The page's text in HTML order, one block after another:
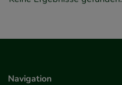
Navigation